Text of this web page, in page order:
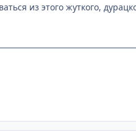
из этого жуткого,